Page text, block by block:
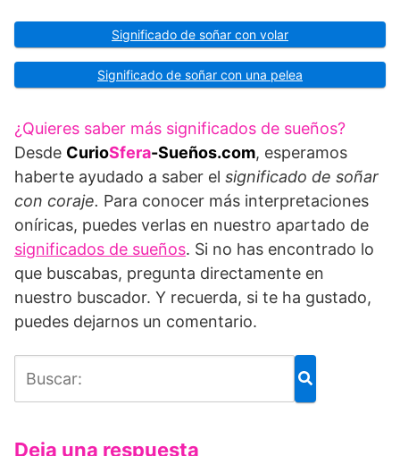
Significado de soñar con volar
Significado de soñar con una pelea
¿Quieres saber más significados de sueños?
Desde CurioSfera-Sueños.com, esperamos
haberte ayudado a saber el significado de soñar
con coraje. Para conocer más interpretaciones
oníricas, puedes verlas en nuestro apartado de
significados de sueños. Si no has encontrado lo
que buscabas, pregunta directamente en
nuestro buscador. Y recuerda, si te ha gustado,
puedes dejarnos un comentario.
Deja una respuesta